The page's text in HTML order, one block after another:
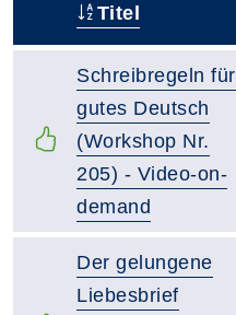
Titel
Schreibregeln für
gutes Deutsch
(Workshop Nr.
205) - Video-on-
demand
Der gelungene
Liebesbrief